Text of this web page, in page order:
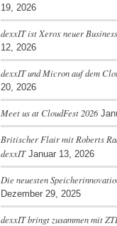
19, 2026
dexxIT ist Xerox neuer
12, 2026
dexxIT und Micron auf dem
20, 2026
Meet us at CloudFest 2026
Britischer Flair mit Roberts
dexxIT Januar 13, 2026
Die neuesten
Dezember 29, 2025
dexxIT bringt zusammen mit